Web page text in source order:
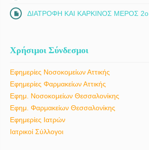
ΔΙΑΤΡΟΦΗ ΚΑΙ ΚΑΡΚΙΝΟΣ ΜΕΡΟΣ 2ο
Χρήσιμοι Σύνδεσμοι
Εφημερίες Νοσοκομείων Αττικής
Εφημερίες Φαρμακείων Αττικής
Εφημ. Νοσοκομείων Θεσσαλονίκης
Εφημ. Φαρμακείων Θεσσαλονίκης
Εφημερίες Ιατρών
Ιατρικοί Σύλλογοι